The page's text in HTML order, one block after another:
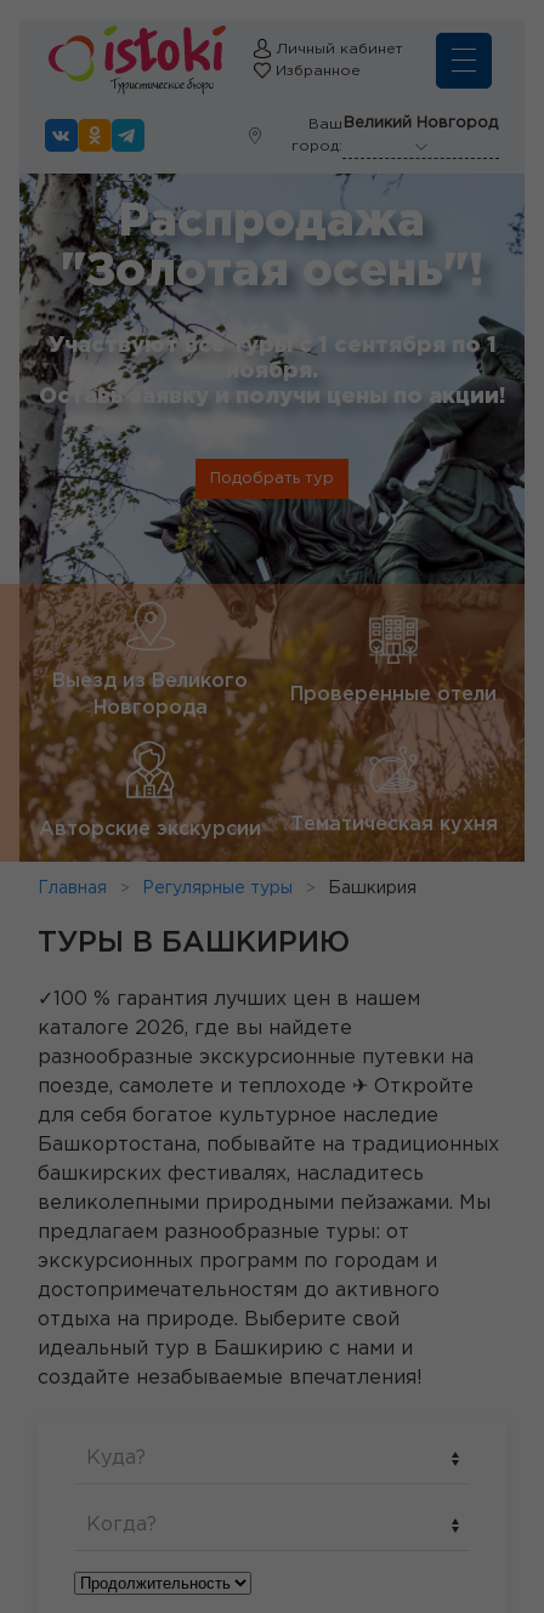
Личный кабинет
Избранное
Ваш
город:
Великий Новгород
Распродажа
"Золотая осень"!
Участвуют все туры с 1 сентября по 1
ноября.
Оставь заявку и получи цены по акции!
Подобрать тур
Выезд из Великого
Новгорода
Проверенные отели
Авторские экскурсии Тематическая кухня
Главная Регулярные туры Башкирия
ТУРЫ В БАШКИРИЮ
✓100 % гарантия лучших цен в нашем
каталоге 2026, где вы найдете
разнообразные экскурсионные путевки на
поезде, самолете и теплоходе ✈ Откройте
для себя богатое культурное наследие
Башкортостана, побывайте на традиционных
башкирских фестивалях, насладитесь
великолепными природными пейзажами. Мы
предлагаем разнообразные туры: от
экскурсионных программ по городам и
достопримечательностям до активного
отдыха на природе. Выберите свой
идеальный тур в Башкирию с нами и
создайте незабываемые впечатления!
Куда?
Когда?